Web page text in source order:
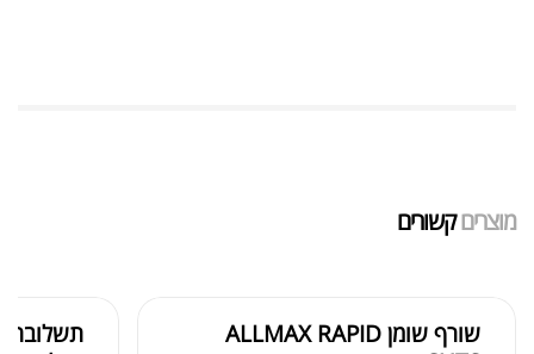
מוצריםקשורים
שורף שומן ALLMAX RAPID